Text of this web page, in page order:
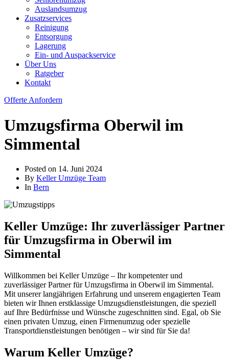
Auslandsumzug
Zusatzservices
Reinigung
Entsorgung
Lagerung
Ein- und Auspackservice
Über Uns
Ratgeber
Kontakt
Offerte Anfordern
Umzugsfirma Oberwil im
Simmental
Posted on 14. Juni 2024
By Keller Umzüge Team
In Bern
Keller Umzüge: Ihr zuverlässiger Partner
für Umzugsfirma in Oberwil im
Simmental
Willkommen bei Keller Umzüge – Ihr kompetenter und
zuverlässiger Partner für Umzugsfirma in Oberwil im Simmental.
Mit unserer langjährigen Erfahrung und unserem engagierten Team
bieten wir Ihnen erstklassige Umzugsdienstleistungen, die speziell
auf Ihre Bedürfnisse und Wünsche zugeschnitten sind. Egal, ob Sie
einen privaten Umzug, einen Firmenumzug oder spezielle
Transportdienstleistungen benötigen – wir sind für Sie da!
Warum Keller Umzüge?